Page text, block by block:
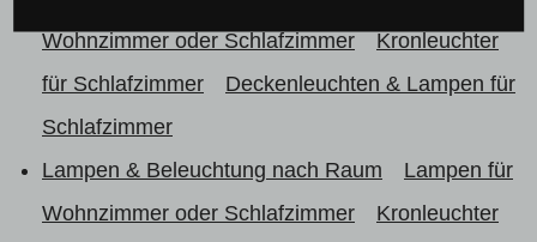
Wohnzimmer oder Schlafzimmer
Kronleuchter
für Schlafzimmer
Deckenleuchten & Lampen für
Schlafzimmer
Lampen & Beleuchtung nach Raum
Lampen für
Wohnzimmer oder Schlafzimmer
Kronleuchter